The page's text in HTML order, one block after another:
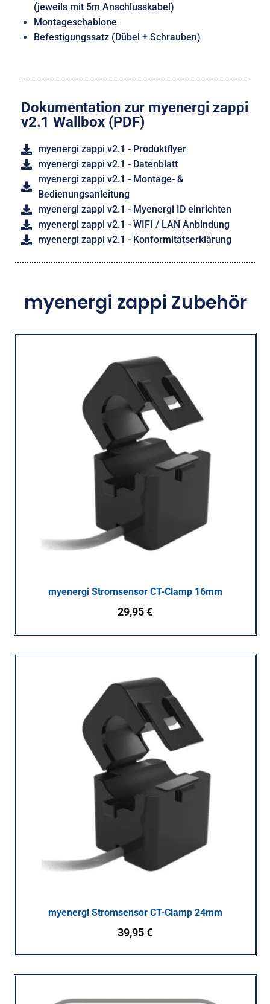
(jeweils mit 5m Anschlusskabel)
Montageschablone
Befestigungssatz (Dübel + Schrauben)
Dokumentation zur myenergi zappi
v2.1 Wallbox (PDF)
myenergi zappi v2.1 - Produktflyer
myenergi zappi v2.1 - Datenblatt
myenergi zappi v2.1 - Montage- &
Bedienungsanleitung
myenergi zappi v2.1 - Myenergi ID einrichten
myenergi zappi v2.1 - WIFI / LAN Anbindung
myenergi zappi v2.1 - Konformitätserklärung
myenergi zappi Zubehör
myenergi Stromsensor CT-Clamp 16mm
29,95€
myenergi Stromsensor CT-Clamp 24mm
39,95€